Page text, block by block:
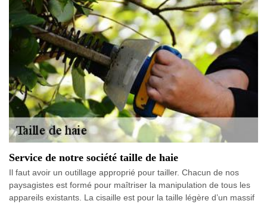
Service de notre société taille de haie
Il faut avoir un outillage approprié pour tailler. Chacun de nos
paysagistes est formé pour maîtriser la manipulation de tous les
appareils existants. La cisaille est pour la taille légère d’un massif